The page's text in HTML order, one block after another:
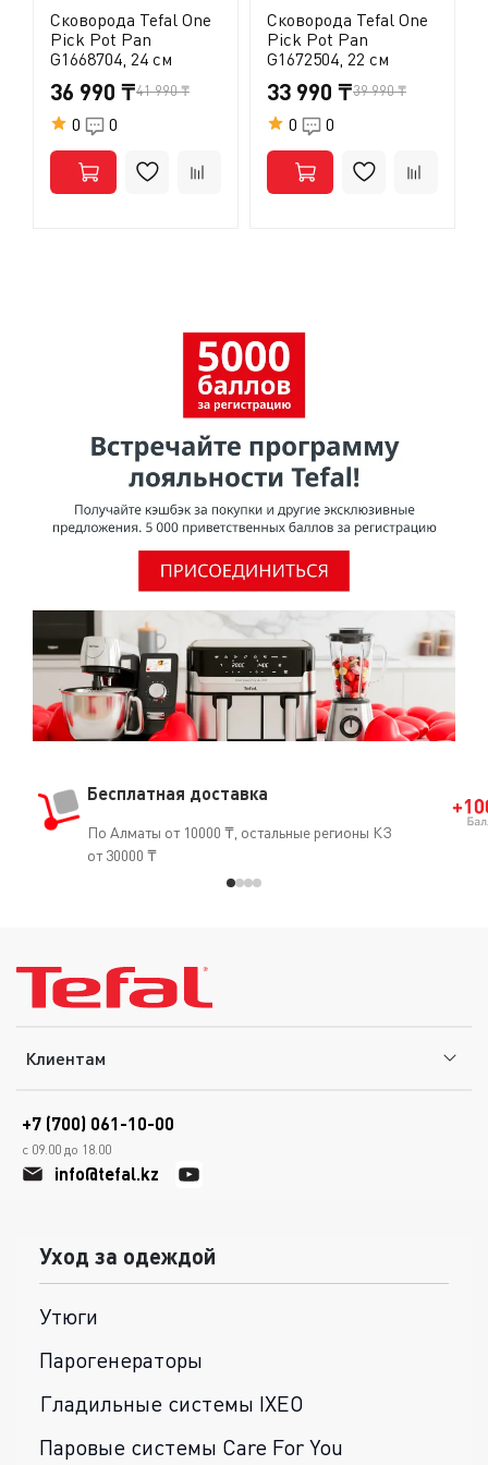
Сковорода Tefal One
Pick Pot Pan
G1668704, 24 см
36 990 ₸41 990 ₸
0 0
Сковорода Tefal One
Pick Pot Pan
G1672504, 22 см
33 990 ₸39 990 ₸
0 0
Бесплатная доставка
По Алматы от 10000 ₸, остальные регионы КЗ
от 30000 ₸
Клиентам
+7 (700) 061-10-00
с 09.00 до 18.00
info@tefal.kz
Уход за одеждой
Утюги
Парогенераторы
Гладильные системы IXEO
Паровые системы Care For You